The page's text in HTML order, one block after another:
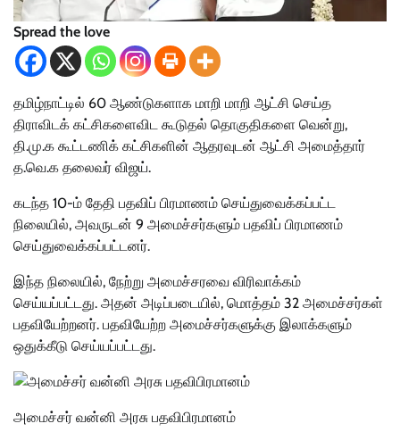
Spread the love
தமிழ்நாட்டில் 60 ஆண்டுகளாக மாறி மாறி ஆட்சி செய்த
திராவிடக் கட்சிகளைவிட கூடுதல் தொகுதிகளை வென்று,
தி.மு.க கூட்டணிக் கட்சிகளின் ஆதரவுடன் ஆட்சி அமைத்தார்
த.வெ.க தலைவர் விஜய்.
கடந்த 10-ம் தேதி பதவிப் பிரமாணம் செய்துவைக்கப்பட்ட
நிலையில், அவருடன் 9 அமைச்சர்களும் பதவிப் பிரமாணம்
செய்துவைக்கப்பட்டனர்.
இந்த நிலையில், நேற்று அமைச்சரவை விரிவாக்கம்
செய்யப்பட்டது. அதன் அடிப்படையில், மொத்தம் 32 அமைச்சர்கள்
பதவியேற்றனர். பதவியேற்ற அமைச்சர்களுக்கு இலாக்களும்
ஒதுக்கீடு செய்யப்பட்டது.
அமைச்சர் வன்னி அரசு பதவிபிரமானம்